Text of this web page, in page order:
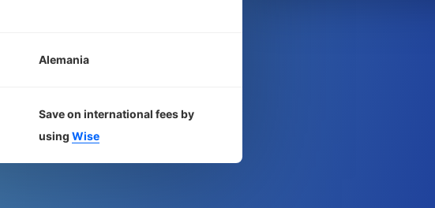
Alemania
Save on international fees by
using Wise